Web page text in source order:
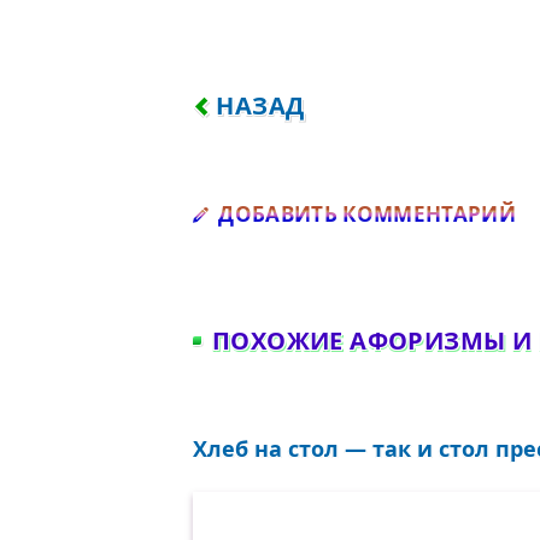
ПРЕДЫДУЩИЙ: СПЕРВА ТЫ
НАЗАД
ДОБАВИТЬ КОММЕНТАРИЙ
ПОХОЖИЕ АФОРИЗМЫ И
Хлеб на стол — так и стол